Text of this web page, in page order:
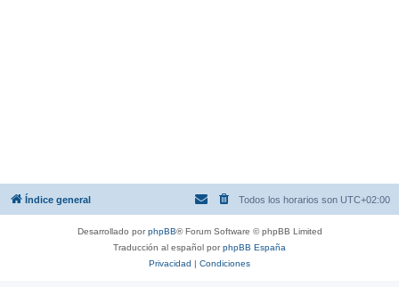
Índice general Todos los horarios son UTC+02:00
Desarrollado porphpBB® Forum Software © phpBB Limited
Traducción al español porphpBB España
Privacidad | Condiciones